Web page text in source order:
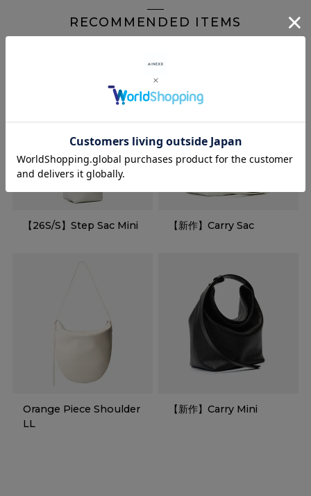
RECOMMENDED ITEMS
【26S/S】Step Sac Mini 【新作】Carry Sac
Orange Piece Shoulder
LL
【新作】Carry Mini